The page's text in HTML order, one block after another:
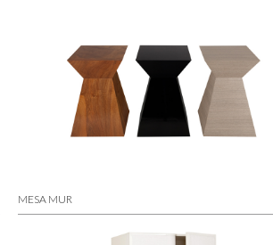
MESA MUR